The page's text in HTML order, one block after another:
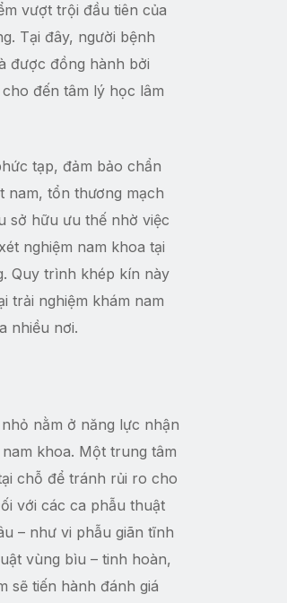
vượt trội đầu tiên của
Tại đây, người bệnh
được đồng hành bởi
đến tâm lý học lâm
tạp, đảm bảo chẩn
nam, tổn thương mạch
sở hữu ưu thế nhờ việc
nghiệm nam khoa tại
Quy trình khép kín này
trải nghiệm khám nam
nhiều nơi.
nằm ở năng lực nhận
khoa. Một trung tâm
chỗ để tránh rủi ro cho
với các ca phẫu thuật
– như vi phẫu giãn tĩnh
vùng bìu – tinh hoàn,
sẽ tiến hành đánh giá